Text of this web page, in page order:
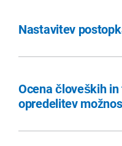
Nastavitev
Ocena človeških
opredelitev